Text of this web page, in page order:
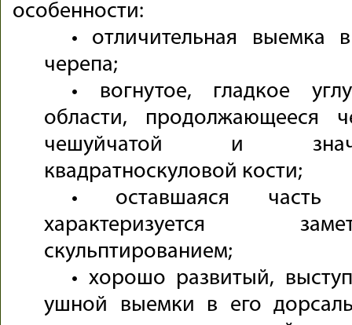
особенности:
• отличительная выемка
черепа;
• вогнутое, гладкое
области, продолжающееся
чешуйчатой и
квадратноскуловой кости;
• оставшаяся часть
характеризуется
скульптированием;
• хорошо развитый,
ушной выемки в его